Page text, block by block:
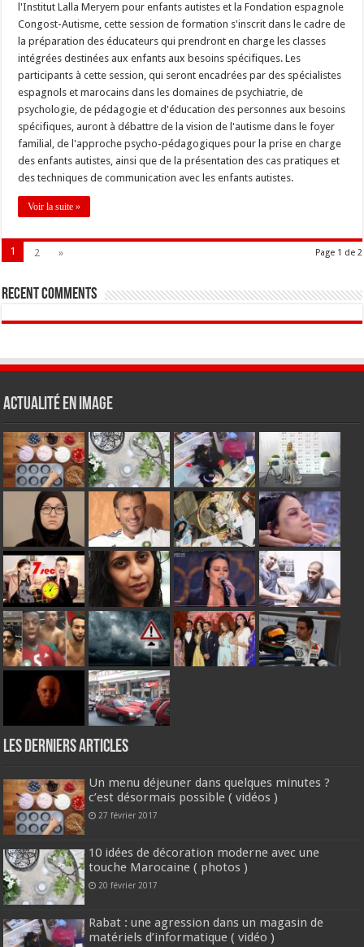
l'Institut Lalla Meryem pour enfants autistes et la Fondation espagnole
Congost-Autisme, cette session de formation s'inscrit dans le cadre de
la préparation des éducateurs qui prendront en charge les classes
intégrées destinées aux enfants aux besoins spécifiques. Les
participants à cette session, qui seront encadrées par des spécialistes
espagnols et marocains dans les domaines de psychiatrie, de
psychologie, de pédagogie et d'éducation des personnes aux besoins
spécifiques, auront à débattre de la vision de l'autisme dans le foyer
familial, de l'approche psycho-pédagogiques pour la prise en charge
des enfants autistes, ainsi que de la présentation des cas pratiques et
des techniques de communication avec les enfants autistes.
Voir la suite »
Page 1 de 2
1 2 »
Recent Comments
Actualité en Image
Les derniers articles
Un menu déjeuner dans quelques minutes ?
c’est désormais possible ( vidéos )
27 février 2017
10 idées de décoration moderne avec une
touche Marocaine ( photos )
20 février 2017
Rabat : une agression dans un magasin de
matériels d’informatique ( vidéo )